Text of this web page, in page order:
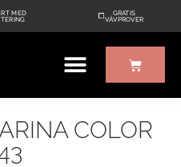
MED
GRATIS
VÄVPROVER
COLOR